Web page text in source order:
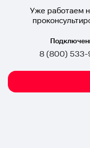
Уже работаем
8 (800) 533-